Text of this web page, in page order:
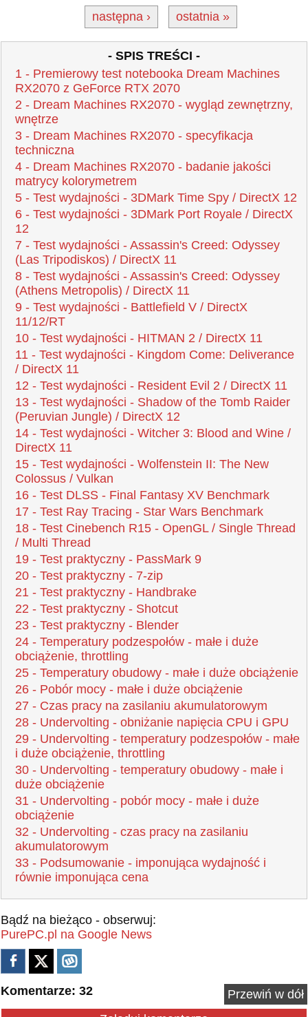
następna › ostatnia »
- SPIS TREŚCI -
1 - Premierowy test notebooka Dream Machines
RX2070 z GeForce RTX 2070
2 - Dream Machines RX2070 - wygląd zewnętrzny,
wnętrze
3 - Dream Machines RX2070 - specyfikacja
techniczna
4 - Dream Machines RX2070 - badanie jakości
matrycy kolorymetrem
5 - Test wydajności - 3DMark Time Spy / DirectX 12
6 - Test wydajności - 3DMark Port Royale / DirectX
12
7 - Test wydajności - Assassin's Creed: Odyssey
(Las Tripodiskos) / DirectX 11
8 - Test wydajności - Assassin's Creed: Odyssey
(Athens Metropolis) / DirectX 11
9 - Test wydajności - Battlefield V / DirectX
11/12/RT
10 - Test wydajności - HITMAN 2 / DirectX 11
11 - Test wydajności - Kingdom Come: Deliverance
/ DirectX 11
12 - Test wydajności - Resident Evil 2 / DirectX 11
13 - Test wydajności - Shadow of the Tomb Raider
(Peruvian Jungle) / DirectX 12
14 - Test wydajności - Witcher 3: Blood and Wine /
DirectX 11
15 - Test wydajności - Wolfenstein II: The New
Colossus / Vulkan
16 - Test DLSS - Final Fantasy XV Benchmark
17 - Test Ray Tracing - Star Wars Benchmark
18 - Test Cinebench R15 - OpenGL / Single Thread
/ Multi Thread
19 - Test praktyczny - PassMark 9
20 - Test praktyczny - 7-zip
21 - Test praktyczny - Handbrake
22 - Test praktyczny - Shotcut
23 - Test praktyczny - Blender
24 - Temperatury podzespołów - małe i duże
obciążenie, throttling
25 - Temperatury obudowy - małe i duże obciążenie
26 - Pobór mocy - małe i duże obciążenie
27 - Czas pracy na zasilaniu akumulatorowym
28 - Undervolting - obniżanie napięcia CPU i GPU
29 - Undervolting - temperatury podzespołów - małe
i duże obciążenie, throttling
30 - Undervolting - temperatury obudowy - małe i
duże obciążenie
31 - Undervolting - pobór mocy - małe i duże
obciążenie
32 - Undervolting - czas pracy na zasilaniu
akumulatorowym
33 - Podsumowanie - imponująca wydajność i
równie imponująca cena
Bądź na bieżąco - obserwuj:
PurePC.pl na Google News
Komentarze: 32
Przewiń w dół